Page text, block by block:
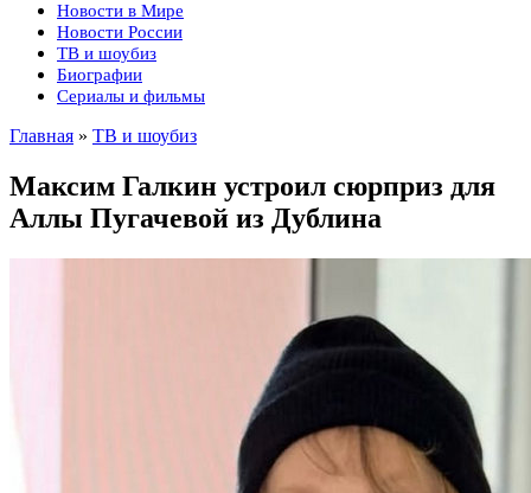
Новости в Мире
Новости России
ТВ и шоубиз
Биографии
Сериалы и фильмы
Главная » ТВ и шоубиз
Максим Галкин устроил сюрприз для
Аллы Пугачевой из Дублина